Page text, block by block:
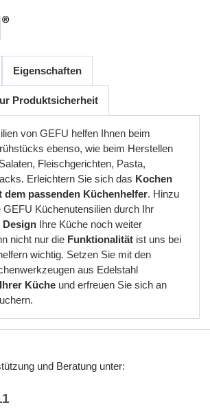
Eigenschaften
Produktsicherheit
von GEFU helfen Ihnen beim
ebenso, wie beim Herstellen
Fleischgerichten, Pasta,
Erleichtern Sie sich das Kochen
dem passenden Küchenhelfer. Hinzu
Küchenutensilien durch Ihr
Design Ihre Küche noch weiter
nicht nur die Funktionalität ist uns bei
wichtig. Setzen Sie mit den
aus Edelstahl
Küche und erfreuen Sie sich an
und Beratung unter: